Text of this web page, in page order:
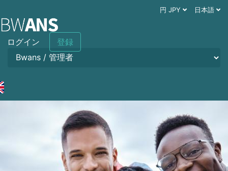
円 JPY 日本語
ログイン 登録